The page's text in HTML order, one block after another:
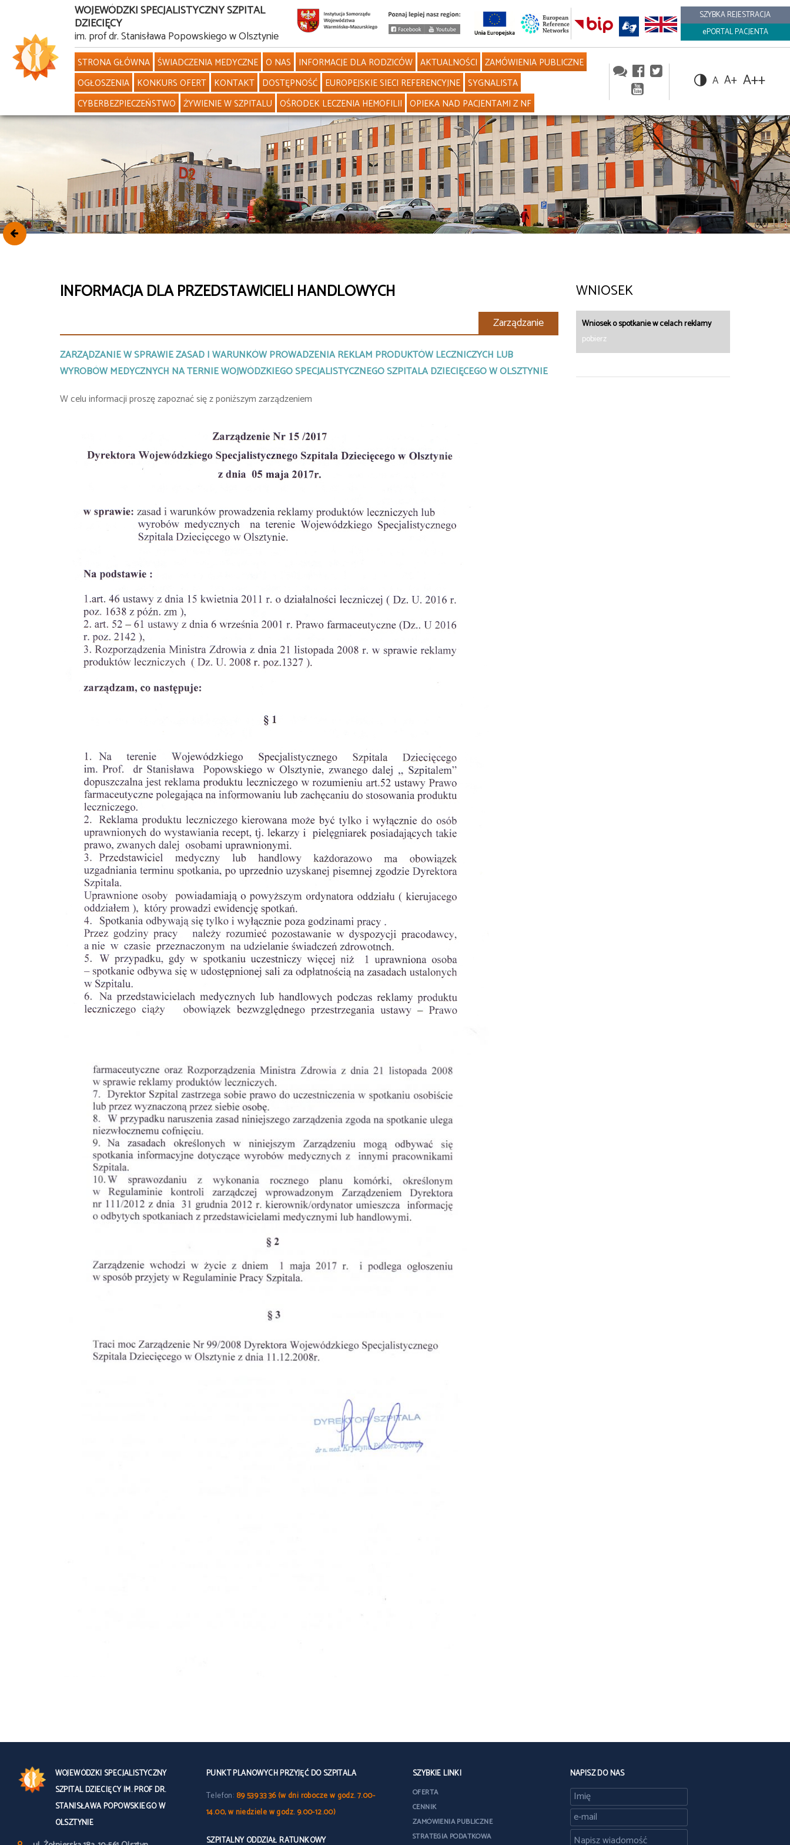
treści
WOJEWÓDZKI SPECJALISTYCZNY SZPITAL
DZIECIĘCY
im. prof dr. Stanisława Popowskiego w Olsztynie
SZYBKA REJESTRACJA
ePORTAL PACJENTA
STRONA GŁÓWNA ŚWIADCZENIA MEDYCZNE O NAS INFORMACJE DLA RODZICÓW AKTUALNOŚCI ZAMÓWIENIA PUBLICZNE
OGŁOSZENIA KONKURS OFERT KONTAKT DOSTĘPNOŚĆ EUROPEJSKIE SIECI REFERENCYJNE SYGNALISTA
CYBERBEZPIECZEŃSTWO ŻYWIENIE W SZPITALU OŚRODEK LECZENIA HEMOFILII OPIEKA NAD PACJENTAMI Z NF
A A+ A++
INFORMACJA DLA PRZEDSTAWICIELI HANDLOWYCH
Zarządzanie
ZARZĄDZANIE W SPRAWIE ZASAD I WARUNKÓW PROWADZENIA REKLAM PRODUKTÓW LECZNICZYCH LUB
WYROBÓW MEDYCZNYCH NA TERNIE WOJWÓDZKIEGO SPECJALISTYCZNEGO SZPITALA DZIECIĘCEGO W OLSZTYNIE
W celu informacji proszę zapoznać się z poniższym zarządzeniem
WNIOSEK
Wniosek o spotkanie w celach reklamy
pobierz
WOJEWÓDZKI SPECJALISTYCZNY
SZPITAL DZIECIĘCY IM. PROF DR.
STANISŁAWA POPOWSKIEGO W
OLSZTYNIE
PUNKT PLANOWYCH PRZYJĘĆ DO SZPITALA
Telefon: 89 539 33 36 (w dni robocze w godz. 7.00-
14.00, w niedziele w godz. 9.00-12.00)
SZPITALNY ODDZIAŁ RATUNKOWY
SZYBKIE LINKI
OFERTA
CENNIK
ZAMÓWIENIA PUBLICZNE
STRATEGIA PODATKOWA
NAPISZ DO NAS